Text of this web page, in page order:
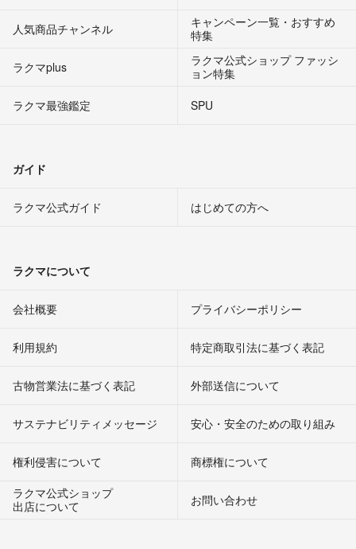
人気商品チャンネル
キャンペーン一覧・おすすめ
特集
ラクマplus
ラクマ公式ショップ ファッシ
ョン特集
ラクマ最強鑑定
SPU
ガイド
ラクマ公式ガイド はじめての方へ
ラクマについて
会社概要 プライバシーポリシー
利用規約 特定商取引法に基づく表記
古物営業法に基づく表記 外部送信について
サステナビリティメッセージ 安心・安全のための取り組み
権利侵害について
商標権について
ラクマ公式ショップ
出店について
お問い合わせ